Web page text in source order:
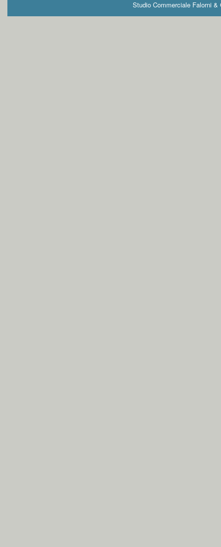
Studio Commerciale Falorni